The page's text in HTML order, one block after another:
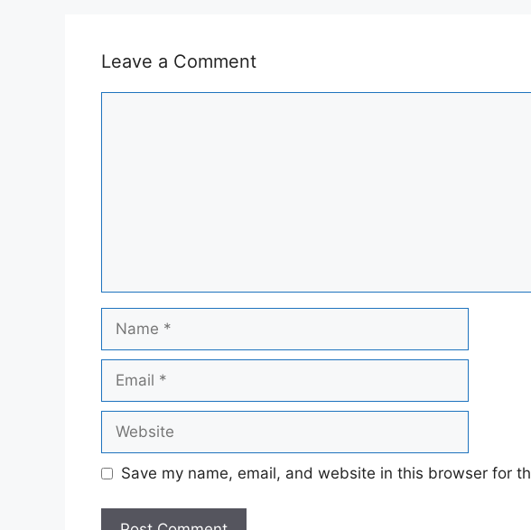
Leave a Comment
Name
Email
Website
Save my name, email, and website in this browser for